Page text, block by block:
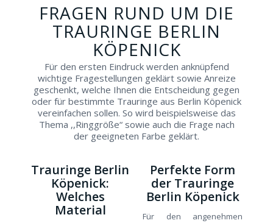
FRAGEN RUND UM DIE
TRAURINGE BERLIN
KÖPENICK
Für den ersten Eindruck werden anknüpfend
wichtige Fragestellungen geklärt sowie Anreize
geschenkt, welche Ihnen die Entscheidung gegen
oder für bestimmte Trauringe aus Berlin Köpenick
vereinfachen sollen. So wird beispielsweise das
Thema ,,Ringgröße“ sowie auch die Frage nach
der geeigneten Farbe geklärt.
Trauringe Berlin
Köpenick:
Welches
Material
Perfekte Form
der Trauringe
Berlin Köpenick
Für den angenehmen